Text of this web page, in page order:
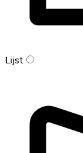
Lijst